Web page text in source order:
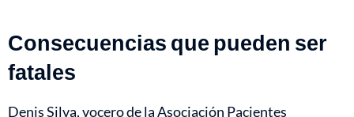
Consecuencias que pueden ser
fatales
Denis Silva, vocero de la Asociación Pacientes